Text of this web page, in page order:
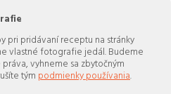
pri pridávaní receptu na stránky
vlastné fotografie jedál. Budeme
vyhneme sa zbytočným
tým podmienky používania.